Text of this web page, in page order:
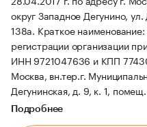
округ Западное Дегунино,
138а. Краткое
регистрации организации
ИНН 9721047636 и КПП
Москва, вн.тер.г.
Дегунинская, д. 9, к. 1,
Подробнее